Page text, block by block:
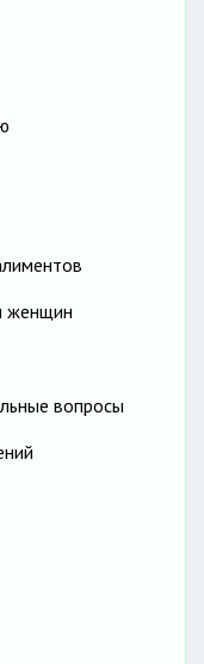
женщин
вопросы